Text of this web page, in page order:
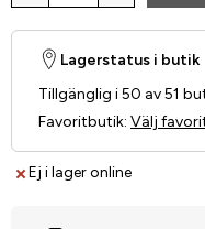
Ej i lager online
Lagerstatus i butik
Tillgänglig i 50 av 51
Favoritbutik: Välj